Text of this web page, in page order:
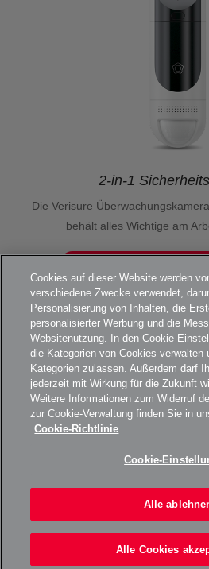
2-in-1
Die Verisure
behält alles Wichtige am
UNSERE ALARMANLAGE
ÜBER UNS
Cookies auf dieser Website werden
verschiedene Zwecke verwendet,
Personalisierung von Inhalten, die
personalisierter Werbung und die
Websitenutzung. In den Cookie-
die Kategorien von Cookies verwalten
Kategorien zulassen. Außerdem darf
jederzeit mit Wirkung für die Zukunft
Weitere Informationen zum Widerruf
zur Cookie-Verwaltung finden Sie in
Cookie-Richtlinie
Cookie-
Alle
Alle Cookies